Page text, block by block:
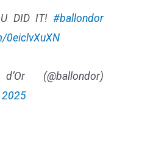
DID IT!#ballondor
0eiclvXuXN
(@ballondor)
2025